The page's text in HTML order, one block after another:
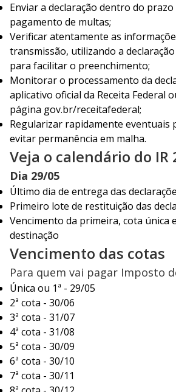
Enviar a declaração dentro do
pagamento de multas;
Verificar atentamente as
transmissão, utilizando a
para facilitar o preenchimento;
Monitorar o processamento da
aplicativo oficial da Receita Federal
página gov.br/receitafederal;
Regularizar rapidamente eventuais
evitar permanência em malha.
Veja o calendário do IR
Dia 29/05
Último dia de entrega das
Primeiro lote de restituição das
Vencimento da primeira, cota única
destinação
Vencimento das cotas
Para quem vai pagar Imposto
Única ou 1ª - 29/05
2ª cota - 30/06
3ª cota - 31/07
4ª cota - 31/08
5ª cota - 30/09
6ª cota - 30/10
7ª cota - 30/11